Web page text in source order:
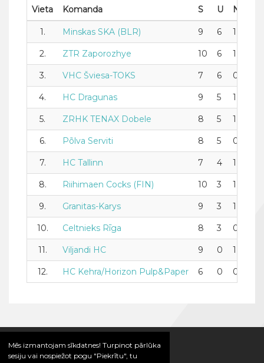
Mēs izmantojam sīkdatnes! Turpinot pārlūka
sesiju vai nospiežot pogu "Piekrītu", tu
Vieta Komanda S U N
1. Minskas SKA (BLR) 9 6 1
2. ZTR Zaporozhye 10 6 1
3. VHC Šviesa-TOKS 7 6 0
4. HC Dragunas 9 5 1
5. ZRHK TENAX Dobele 8 5 1
6. Põlva Serviti 8 5 0
7. HC Tallinn 7 4 1
8. Riihimaen Cocks (FIN) 10 3 1
9. Granitas-Karys 9 3 1
10. Celtnieks Rīga 8 3 0
11. Viljandi HC 9 0 1
12. HC Kehra/Horizon Pulp&Paper 6 0 0